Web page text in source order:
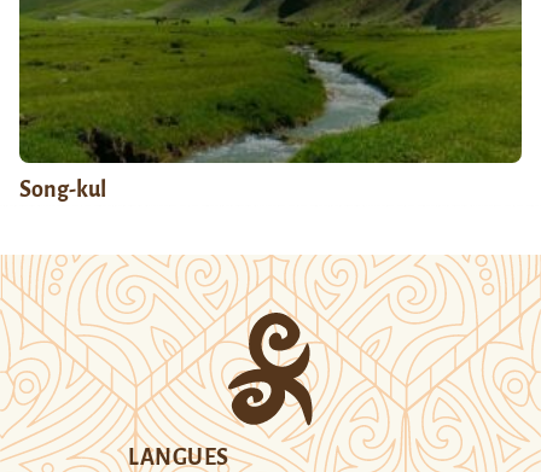
Song-kul
LANGUES